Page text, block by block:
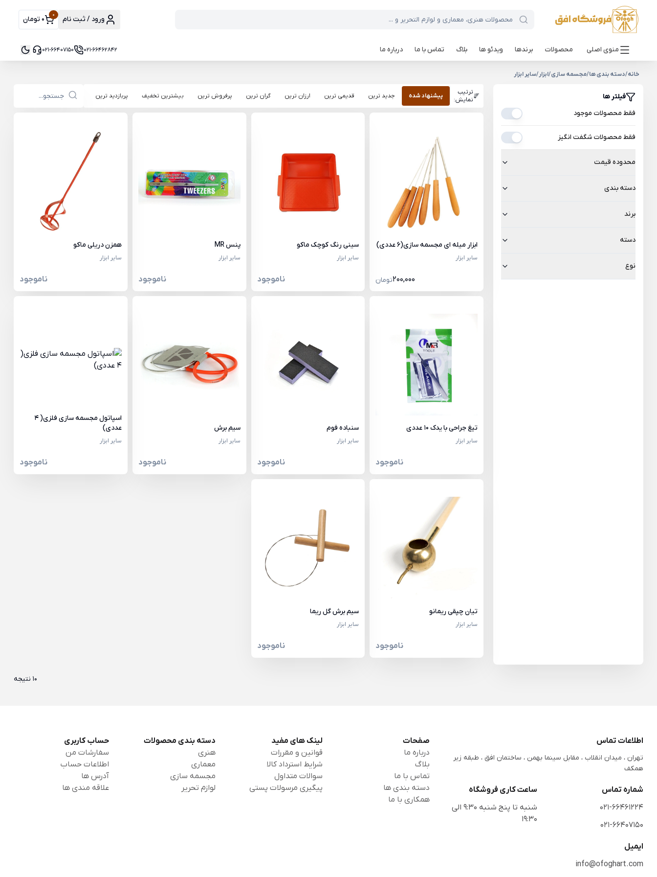
ورود / ثبت نام 0 0 تومان
منوی اصلی محصولات برندها ویدئو ها بلاگ تماس با ما درباره ما 021-66462842
021-66407150
خانه/دسته بندی ها/مجسمه سازی/ابزار/سایر ابزار
فیلتر ها
فقط محصولات موجود
فقط محصولات شگفت انگیز
محدوده قیمت
دسته بندی
برند
دسته
نوع
ترتیب
نمایش:
پیشنهاد شده جدید ترین قدیمی ترین ارزان ترین گران ترین پرفروش ترین بیشترین تخفیف پربازدید ترین
ابزار میله ای مجسمه سازی(6 عددی)
سایر ابزار
200,000تومان
سینی رنگ کوچک ماکو
سایر ابزار
ناموجود
پنس MR
سایر ابزار
ناموجود
همزن دریلی ماکو
سایر ابزار
ناموجود
تیغ جراحی با یدک 10 عددی
سایر ابزار
ناموجود
سنباده فوم
سایر ابزار
ناموجود
سیم برش
سایر ابزار
ناموجود
اسپاتول مجسمه سازی فلزی( 4
عددی)
سایر ابزار
ناموجود
تیان چپقی ریمانو
سایر ابزار
ناموجود
سیم برش گل ریما
سایر ابزار
ناموجود
10 نتیجه
اطلاعات تماس
تهران ، میدان انقلاب ، مقابل سینما بهمن ، ساختمان افق ، طبقه زیر
همکف
شماره تماس
021-66461224
021-66407150
ساعت کاری فروشگاه
شنبه تا پنج شنبه 9:30 الی
19:30
ایمیل
info@ofoghart.com
صفحات
درباره ما
بلاگ
تماس با ما
دسته بندی ها
همکاری با ما
لینک های مفید
قوانین و مقررات
شرایط استرداد کالا
سوالات متداول
پیگیری مرسولات پستی
دسته بندی محصولات
هنری
معماری
مجسمه سازی
لوازم تحریر
حساب کاربری
سفارشات من
اطلاعات حساب
آدرس ها
علاقه مندی ها